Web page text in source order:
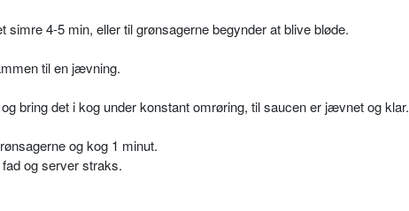
4-5 min, eller til grønsagerne begynder at blive bløde.
til en jævning.
bring det i kog under konstant omrøring, til saucen er jævnet og klar.
og kog 1 minut.
og server straks.